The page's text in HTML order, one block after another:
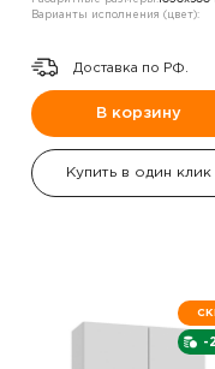
Варианты исполнения (цвет):
Доставка по РФ.
В корзину
Купить в один клик
-